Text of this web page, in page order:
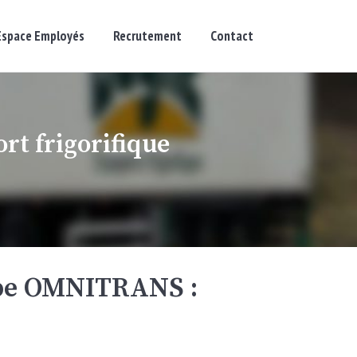
Employés Recrutement Contact
frigorifique
OMNITRANS :